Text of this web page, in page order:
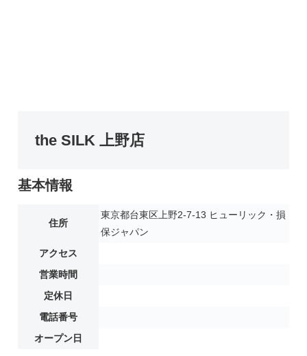
the SILK 上野店
基本情報
住所
東京都台東区上野2-7-13 ヒューリック・損
保ジャパン
アクセス
営業時間
定休日
電話番号
オープン日